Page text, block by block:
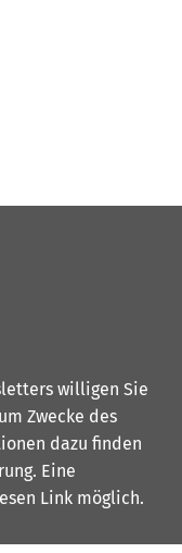
willigen Sie
Zwecke des
dazu finden
. Eine
Link möglich.